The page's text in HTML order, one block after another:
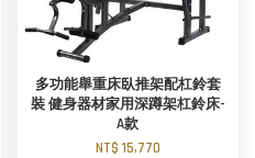
多功能舉重床臥推架配杠鈴套
裝 健身器材家用深蹲架杠鈴床-
A款
NT$ 15,770